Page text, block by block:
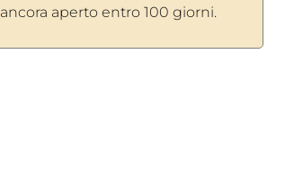
aperto entro 100 giorni.